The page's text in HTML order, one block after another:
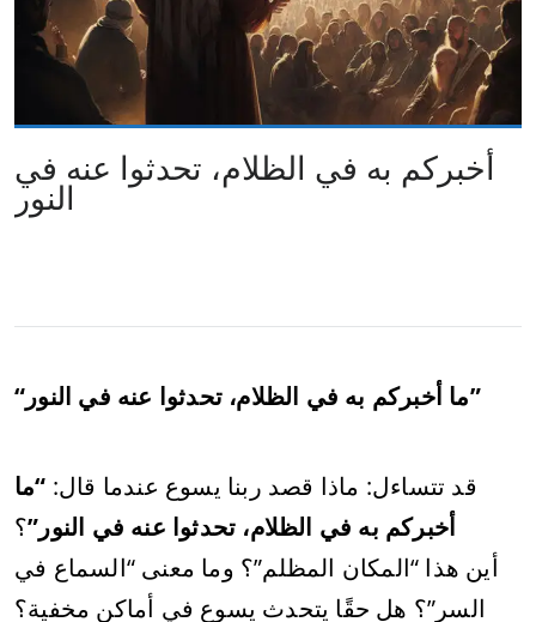
أخبركم به في الظلام، تحدثوا عنه في
النور
“ما أخبركم به في الظلام، تحدثوا عنه في النور”
قد تتساءل: ماذا قصد ربنا يسوع عندما قال: “ما
أخبركم به في الظلام، تحدثوا عنه في النور”؟
أين هذا “المكان المظلم”؟ وما معنى “السماع في
السر”؟ هل حقًا يتحدث يسوع في أماكن مخفية؟